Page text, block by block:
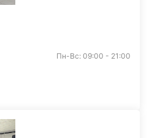
Пн-Вс: 09:00 - 21:00